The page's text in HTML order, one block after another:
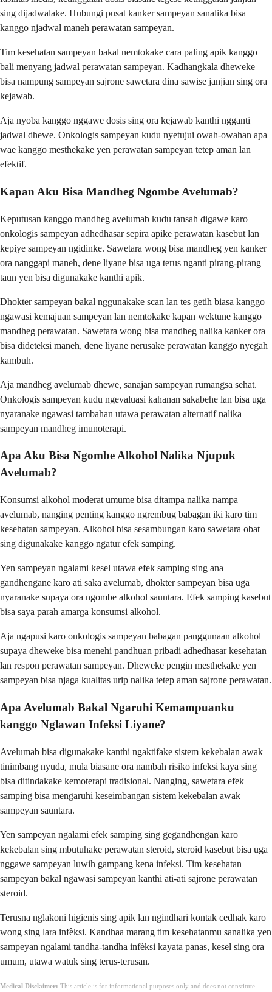
sing dijadwalake. Hubungi pusat kanker sampeyan sanalika bisa
kanggo njadwal maneh perawatan sampeyan.
Tim kesehatan sampeyan bakal nemtokake cara paling apik kanggo
bali menyang jadwal perawatan sampeyan. Kadhangkala dheweke
bisa nampung sampeyan sajrone sawetara dina sawise janjian sing ora
kejawab.
Aja nyoba kanggo nggawe dosis sing ora kejawab kanthi ngganti
jadwal dhewe. Onkologis sampeyan kudu nyetujui owah-owahan apa
wae kanggo mesthekake yen perawatan sampeyan tetep aman lan
efektif.
Kapan Aku Bisa Mandheg Ngombe Avelumab?
Keputusan kanggo mandheg avelumab kudu tansah digawe karo
onkologis sampeyan adhedhasar sepira apike perawatan kasebut lan
kepiye sampeyan ngidinke. Sawetara wong bisa mandheg yen kanker
ora nanggapi maneh, dene liyane bisa uga terus nganti pirang-pirang
taun yen bisa digunakake kanthi apik.
Dhokter sampeyan bakal nggunakake scan lan tes getih biasa kanggo
ngawasi kemajuan sampeyan lan nemtokake kapan wektune kanggo
mandheg perawatan. Sawetara wong bisa mandheg nalika kanker ora
bisa dideteksi maneh, dene liyane nerusake perawatan kanggo nyegah
kambuh.
Aja mandheg avelumab dhewe, sanajan sampeyan rumangsa sehat.
Onkologis sampeyan kudu ngevaluasi kahanan sakabehe lan bisa uga
nyaranake ngawasi tambahan utawa perawatan alternatif nalika
sampeyan mandheg imunoterapi.
Apa Aku Bisa Ngombe Alkohol Nalika Njupuk
Avelumab?
Konsumsi alkohol moderat umume bisa ditampa nalika nampa
avelumab, nanging penting kanggo ngrembug babagan iki karo tim
kesehatan sampeyan. Alkohol bisa sesambungan karo sawetara obat
sing digunakake kanggo ngatur efek samping.
Yen sampeyan ngalami kesel utawa efek samping sing ana
gandhengane karo ati saka avelumab, dhokter sampeyan bisa uga
nyaranake supaya ora ngombe alkohol sauntara. Efek samping kasebut
bisa saya parah amarga konsumsi alkohol.
Aja ngapusi karo onkologis sampeyan babagan panggunaan alkohol
supaya dheweke bisa menehi pandhuan pribadi adhedhasar kesehatan
lan respon perawatan sampeyan. Dheweke pengin mesthekake yen
sampeyan bisa njaga kualitas urip nalika tetep aman sajrone perawatan.
Apa Avelumab Bakal Ngaruhi Kemampuanku
kanggo Nglawan Infeksi Liyane?
Avelumab bisa digunakake kanthi ngaktifake sistem kekebalan awak
tinimbang nyuda, mula biasane ora nambah risiko infeksi kaya sing
bisa ditindakake kemoterapi tradisional. Nanging, sawetara efek
samping bisa mengaruhi keseimbangan sistem kekebalan awak
sampeyan sauntara.
Yen sampeyan ngalami efek samping sing gegandhengan karo
kekebalan sing mbutuhake perawatan steroid, steroid kasebut bisa uga
nggawe sampeyan luwih gampang kena infeksi. Tim kesehatan
sampeyan bakal ngawasi sampeyan kanthi ati-ati sajrone perawatan
steroid.
Terusna nglakoni higienis sing apik lan ngindhari kontak cedhak karo
wong sing lara infèksi. Kandhaa marang tim kesehatanmu sanalika yen
sampeyan ngalami tandha-tandha infèksi kayata panas, kesel sing ora
umum, utawa watuk sing terus-terusan.
Medical Disclaimer: This article is for informational purposes only and does not constitute